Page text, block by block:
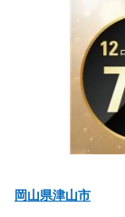
岡山県津山市